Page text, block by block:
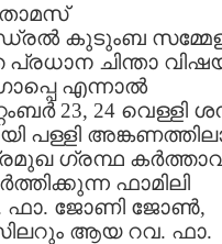
കുടുംബ
ചിന്താ
എന്നാല്‍
23, 24 വെള്ളി
പള്ളി
ഗ്രന്ഥ
ഫാമിലി
ജോണി ജോണ്‍,
ആയ റവ. ഫാ.